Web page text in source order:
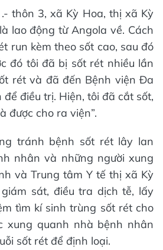
thôn 3, xã Kỳ Hoa, thị xã Kỳ
lao động từ Angola về. Cách
run kèm theo sốt cao, sau đó
đó tôi đã bị sốt rét nhiều lần
rét và đã đến Bệnh viện Đa
điều trị. Hiện, tôi đã cắt sốt,
được cho ra viện”.
tránh bệnh sốt rét lây lan
nhân và những người xung
và Trung tâm Y tế thị xã Kỳ
sát, điều tra dịch tễ, lấy
tìm kí sinh trùng sốt rét cho
xung quanh nhà bệnh nhân
sốt rét để định loại.